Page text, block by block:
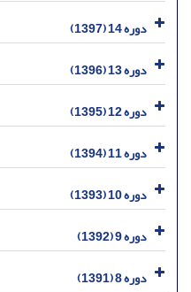
دوره 14 (1397)
دوره 13 (1396)
دوره 12 (1395)
دوره 11 (1394)
دوره 10 (1393)
دوره 9 (1392)
دوره 8 (1391)